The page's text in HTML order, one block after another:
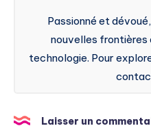
Passionné et
nouvelles frontières
technologie. Pour
Laisser un